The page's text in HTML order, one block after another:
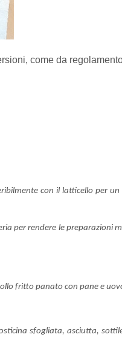
come da
con il latticello per
per rendere le preparazioni
fritto panato con pane e
sfogliata, asciutta,